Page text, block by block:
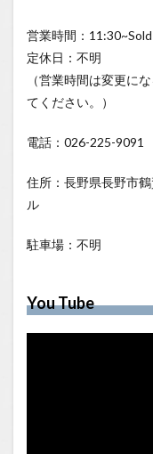
営業時間：
定休日：不明
（営業時間は変更に
てください。）
電話：026-225-9091
住所：長野県長野市
ル
駐車場：不明
You Tube